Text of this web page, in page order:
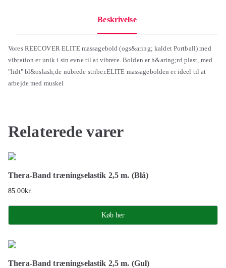
Beskrivelse
Vores REECOVER ELITE massagebold (ogs&aring; kaldet Portball) med
vibration er unik i sin evne til at vibrere. Bolden er h&aring;rd plast, med
"lidt" bl&oslash;de nubrede striber.ELITE massagebolden er ideel til at
arbejde med muskel
Relaterede varer
Thera-Band træningselastik 2,5 m. (Blå)
85.00kr.
Køb her
Thera-Band træningselastik 2,5 m. (Gul)